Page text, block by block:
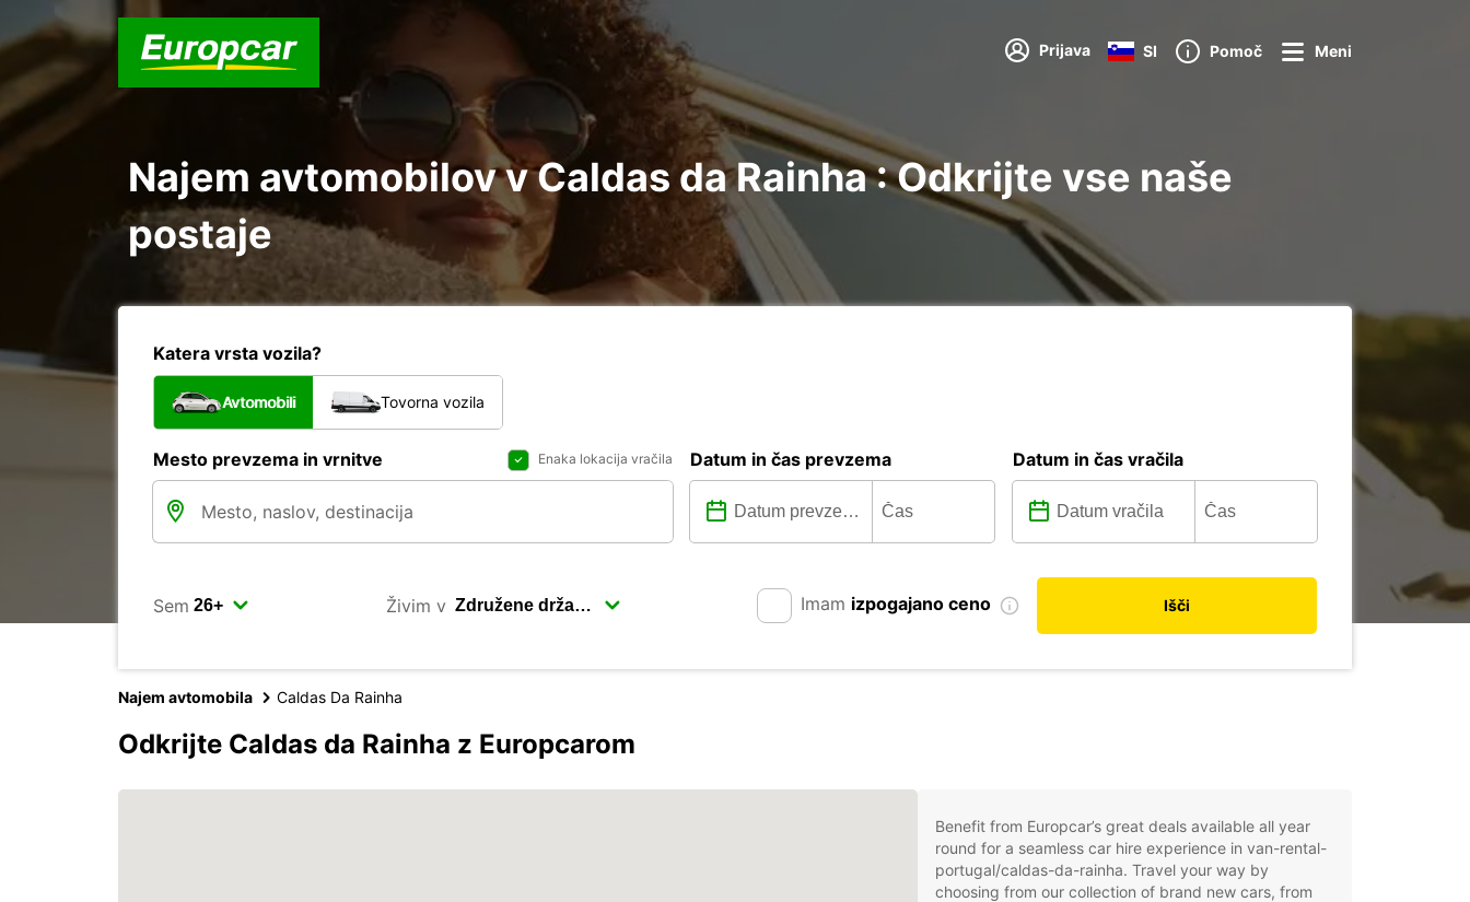
Prijava SI Pomoč Meni
Najem avtomobilov v Caldas da Rainha : Odkrijte vse naše
postaje
Katera vrsta vozila?
Avtomobili Tovorna vozila
Mesto prevzema in vrnitve Enaka lokacija vračila Datum in čas prevzema Datum in čas vračila
Sem Živim v Imam izpogajano ceno Išči
Najem avtomobila Caldas Da Rainha
Odkrijte Caldas da Rainha z Europcarom
Benefit from Europcar’s great deals available all year
round for a seamless car hire experience in van-rental-
portugal/caldas-da-rainha. Travel your way by
choosing from our collection of brand new cars, from